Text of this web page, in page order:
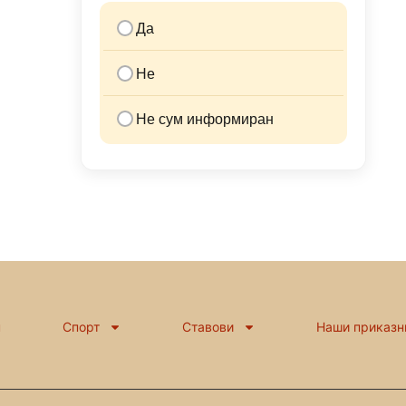
Да
Не
Не сум информиран
Спорт Ставови Наши